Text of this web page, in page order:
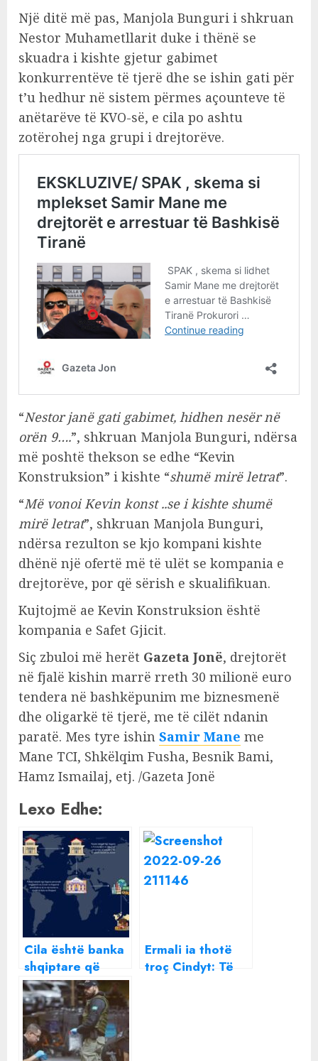
Një ditë më pas, Manjola Bunguri i shkruan
Nestor Muhametllarit duke i thënë se
skuadra i kishte gjetur gabimet
konkurrentëve të tjerë dhe se ishin gati për
t’u hedhur në sistem përmes açounteve të
anëtarëve të KVO-së, e cila po ashtu
zotërohej nga grupi i drejtorëve.
“Nestor janë gati gabimet, hidhen nesër në
orën 9….”, shkruan Manjola Bunguri, ndërsa
më poshtë thekson se edhe “Kevin
Konstruksion” i kishte “shumë mirë letrat”.
“Më vonoi Kevin konst ..se i kishte shumë
mirë letrat”, shkruan Manjola Bunguri,
ndërsa rezulton se kjo kompani kishte
dhënë një ofertë më të ulët se kompania e
drejtorëve, por që sërish e skualifikuan.
Kujtojmë ae Kevin Konstruksion është
kompania e Safet Gjicit.
Siç zbuloi më herët Gazeta Jonë, drejtorët
në fjalë kishin marrë rreth 30 milionë euro
tendera në bashkëpunim me biznesmenë
dhe oligarkë të tjerë, me të cilët ndanin
paratë. Mes tyre ishin Samir Mane me
Mane TCI, Shkëlqim Fusha, Besnik Bami,
Hamz Ismailaj, etj. /Gazeta Jonë
Lexo Edhe:
Cila është banka
shqiptare që
pastron para ,
lidhjet me
Pandora Papers ,
SPAK nxjerr
letrat: Krimi po
Ermali ia thotë
troç Cindyt: Të